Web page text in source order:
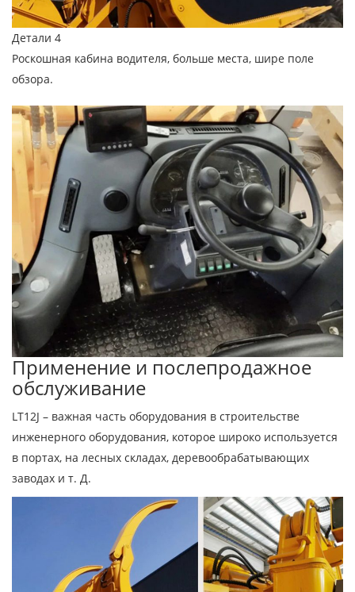
Детали 4
Роскошная кабина водителя, больше места, шире поле
обзора.
Применение и послепродажное
обслуживание
LT12J – важная часть оборудования в строительстве
инженерного оборудования, которое широко используется
в портах, на лесных складах, деревообрабатывающих
заводах и т. Д.